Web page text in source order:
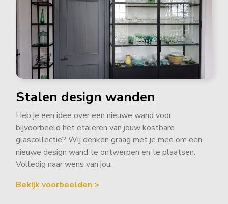
Stalen design wanden
Heb je een idee over een nieuwe wand voor
bijvoorbeeld het etaleren van jouw kostbare
glascollectie? Wij denken graag met je mee om een
nieuwe design wand te ontwerpen en te plaatsen.
Volledig naar wens van jou.
Bekijk voorbeelden >